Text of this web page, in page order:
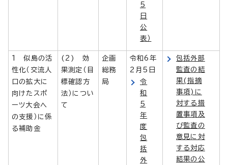
5
日
公
表）
1 似島の活
性化（交流人
口の拡大に
向けたスポ
ーツ大会へ
の支援）に係
る補助金
(2) 効
果測定（目
標確認方
法）につい
て
企画
総務
局
令和6年
2月5日
令
和
5
年
度
包
括
外
包括外部
監査の結
果(指摘
事項)に
対する措
置事項及
び監査の
意見に対
する対応
結果の公